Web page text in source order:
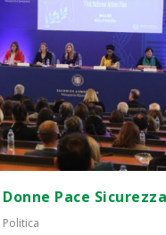
Pace Sicurezza